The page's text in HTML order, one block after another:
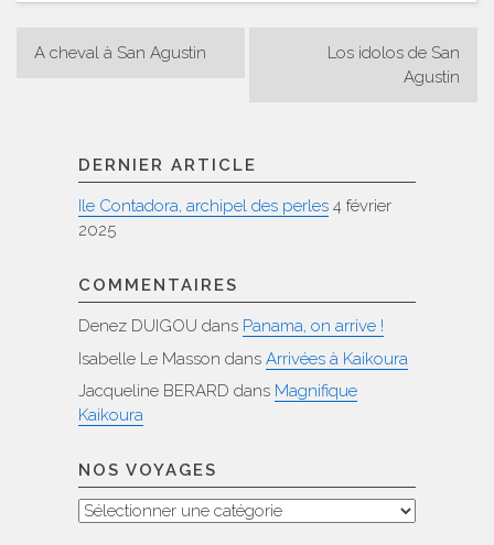
Navigation
A cheval à San Agustin
Los idolos de San
Agustin
DERNIER ARTICLE
Ile Contadora, archipel des perles 4 février
2025
COMMENTAIRES
Denez DUIGOU dans Panama, on arrive !
Isabelle Le Masson dans Arrivées à Kaikoura
Jacqueline BERARD dans Magnifique
Kaikoura
NOS VOYAGES
Nos